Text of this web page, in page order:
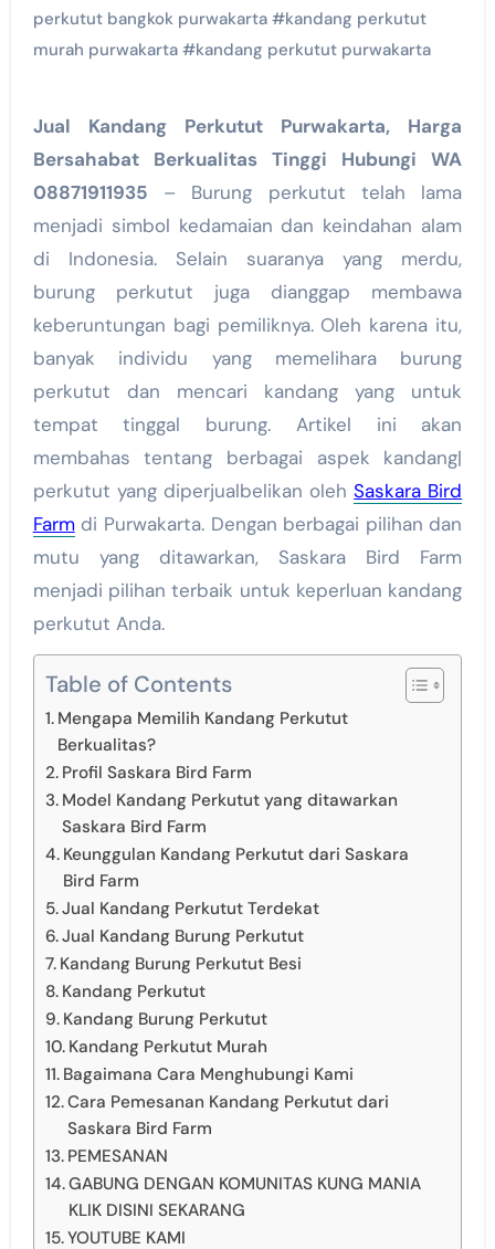
perkutut bangkok purwakarta#kandang perkutut
murah purwakarta#kandang perkutut purwakarta
Jual Kandang Perkutut Purwakarta, Harga
Bersahabat Berkualitas Tinggi Hubungi WA
08871911935 – Burung perkutut telah lama
menjadi simbol kedamaian dan keindahan alam
di Indonesia. Selain suaranya yang merdu,
burung perkutut juga dianggap membawa
keberuntungan bagi pemiliknya. Oleh karena itu,
banyak individu yang memelihara burung
perkutut dan mencari kandang yang untuk
tempat tinggal burung. Artikel ini akan
membahas tentang berbagai aspek kandang|
perkutut yang diperjualbelikan olehSaskara Bird
Farmdi Purwakarta. Dengan berbagai pilihan dan
mutu yang ditawarkan, Saskara Bird Farm
menjadi pilihan terbaik untuk keperluan kandang
perkutut Anda.
Table of Contents
Mengapa Memilih Kandang Perkutut
Berkualitas?
Profil Saskara Bird Farm
Model Kandang Perkutut yang ditawarkan
Saskara Bird Farm
Keunggulan Kandang Perkutut dari Saskara
Bird Farm
Jual Kandang Perkutut Terdekat
Jual Kandang Burung Perkutut
Kandang Burung Perkutut Besi
Kandang Perkutut
Kandang Burung Perkutut
Kandang Perkutut Murah
Bagaimana Cara Menghubungi Kami
Cara Pemesanan Kandang Perkutut dari
Saskara Bird Farm
PEMESANAN
GABUNG DENGAN KOMUNITAS KUNG MANIA
KLIK DISINI SEKARANG
YOUTUBE KAMI